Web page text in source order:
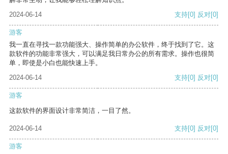
2024-06-14
支持[0] 反对[0]
游客
我一直在寻找一款功能强大、操作简单的办公软件，终于找到了它。这
款软件的功能非常强大，可以满足我日常办公的所有需求。操作也很简
单，即使是小白也能快速上手。
2024-06-14
支持[0] 反对[0]
游客
这款软件的界面设计非常简洁，一目了然。
2024-06-14 支持[0] 反对[0]
游客